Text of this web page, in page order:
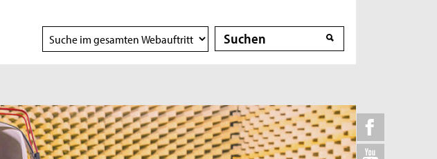
Suchbereich
wählen
Suche
Suche